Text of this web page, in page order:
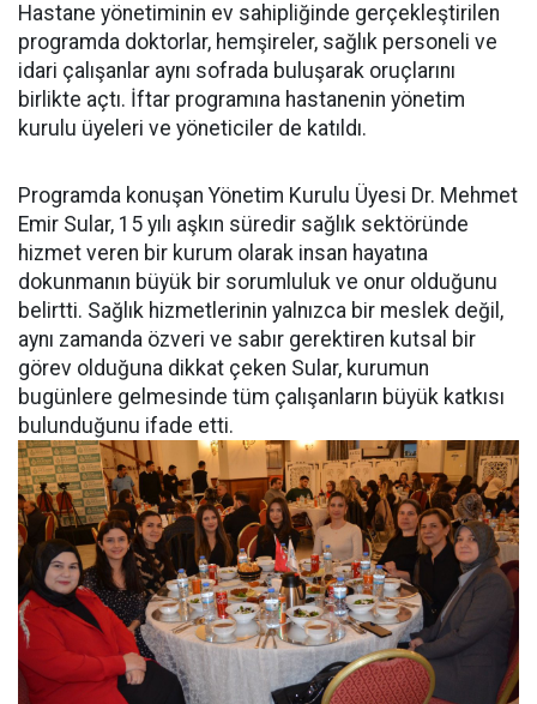
Hastane yönetiminin ev sahipliğinde gerçekleştirilen
programda doktorlar, hemşireler, sağlık personeli ve
idari çalışanlar aynı sofrada buluşarak oruçlarını
birlikte açtı. İftar programına hastanenin yönetim
kurulu üyeleri ve yöneticiler de katıldı.
Programda konuşan Yönetim Kurulu Üyesi Dr. Mehmet
Emir Sular, 15 yılı aşkın süredir sağlık sektöründe
hizmet veren bir kurum olarak insan hayatına
dokunmanın büyük bir sorumluluk ve onur olduğunu
belirtti. Sağlık hizmetlerinin yalnızca bir meslek değil,
aynı zamanda özveri ve sabır gerektiren kutsal bir
görev olduğuna dikkat çeken Sular, kurumun
bugünlere gelmesinde tüm çalışanların büyük katkısı
bulunduğunu ifade etti.